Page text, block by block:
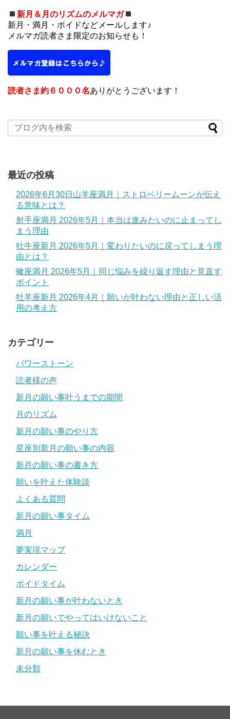
新月＆月のリズムのメルマガ
新月・満月・ボイドなどメールします♪
メルマガ読者さま限定のお知らせも！
読者さま約６０００名ありがとうございます！
最近の投稿
2026年6月30日山羊座満月｜ストロベリームーンが伝え
る意味とは？
射手座満月 2026年5月｜本当は進みたいのに止まってし
まう理由
牡牛座新月 2026年5月｜変わりたいのに戻ってしまう理
由とは？
蠍座満月 2026年5月｜同じ悩みを繰り返す理由と見直す
ポイント
牡羊座新月 2026年4月｜願いが叶わない理由と正しい活
用の考え方
カテゴリー
パワーストーン
読者様の声
新月の願い事叶うまでの期間
月のリズム
新月の願い事のやり方
星座別新月の願い事の内容
新月の願い事の書き方
願いを叶えた体験談
よくある質問
新月の願い事タイム
満月
夢実現マップ
カレンダー
ボイドタイム
新月の願い事が叶わないとき
新月の願いでやってはいけないこと
願い事を叶える秘訣
新月の願い事を休むとき
未分類